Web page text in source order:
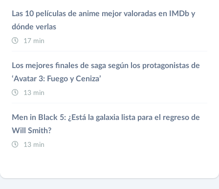
Las 10 películas de anime mejor valoradas en IMDb y
dónde verlas
17 min
Los mejores finales de saga según los protagonistas de
‘Avatar 3: Fuego y Ceniza’
13 min
Men in Black 5: ¿Está la galaxia lista para el regreso de
Will Smith?
13 min